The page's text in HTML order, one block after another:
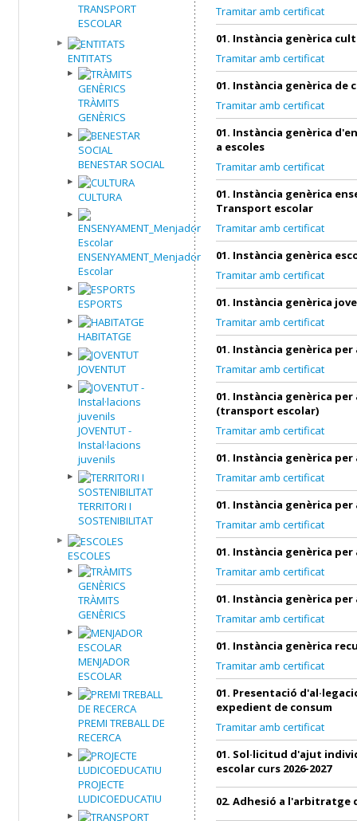
TRANSPORT
ESCOLAR
ENTITATS
TRÀMITS
GENÈRICS
BENESTAR SOCIAL
CULTURA
ENSENYAMENT_Menjador
Escolar
ESPORTS
HABITATGE
JOVENTUT
JOVENTUT -
Instal·lacions
juvenils
TERRITORI I
SOSTENIBILITAT
ESCOLES
TRÀMITS
GENÈRICS
MENJADOR
ESCOLAR
PREMI TREBALL DE
RECERCA
PROJECTE
LUDICOEDUCATIU
Tramitar amb certificat
01. Instància genèrica
Tramitar amb certificat
01. Instància genèrica de
Tramitar amb certificat
01. Instància genèrica
a escoles
Tramitar amb certificat
01. Instància genèrica
Transport escolar
Tramitar amb certificat
01. Instància genèrica
Tramitar amb certificat
01. Instància genèrica
Tramitar amb certificat
01. Instància genèrica per
Tramitar amb certificat
01. Instància genèrica per
(transport escolar)
Tramitar amb certificat
01. Instància genèrica
Tramitar amb certificat
01. Instància genèrica
Tramitar amb certificat
01. Instància genèrica
Tramitar amb certificat
01. Instància genèrica
Tramitar amb certificat
01. Instància genèrica
Tramitar amb certificat
01. Presentació
expedient de consum
Tramitar amb certificat
01. Sol·licitud d'ajut
escolar curs 2026-2027
02. Adhesió a l'arbitratge